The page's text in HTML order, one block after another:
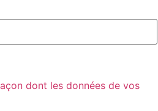
dont les données de vos